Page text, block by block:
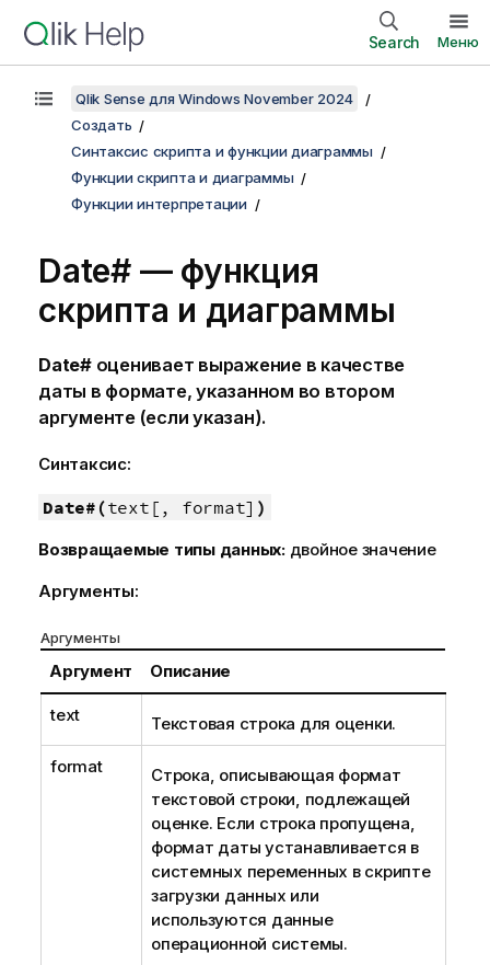
Search Меню
Qlik Sense для Windows November 2024
Создать
Синтаксис скрипта и функции диаграммы
Функции скрипта и диаграммы
Функции интерпретации
Date# — функция
скриптa и диаграммы
Date#оценивает выражение в качестве
даты в формате, указанном во втором
аргументе (если указан).
Синтаксис:
Date#(text[, format] )
Возвращаемые типы данных: двойное значение
Аргументы:
Аргументы
Аргумент Описание
text Текстовая строка для оценки.
format
Строка, описывающая формат
текстовой строки, подлежащей
оценке. Если строка пропущена,
формат даты устанавливается в
системных переменных в скрипте
загрузки данных или
используются данные
операционной системы.